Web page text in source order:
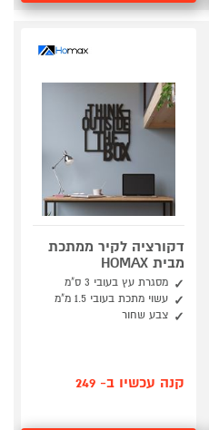
דקורציה לקיר ממתכת
מבית HOMAX
מסגרת עץ בעובי 3 ס"מ
עשוי מתכת בעובי 1.5 מ"מ
צבע שחור
קנה עכשיו ב- 249